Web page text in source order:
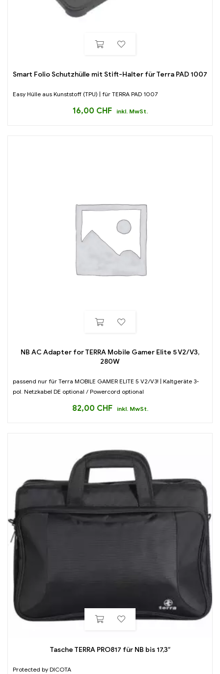
Smart Folio Schutzhülle mit Stift-Halter für Terra PAD 1007
Easy Hülle aus Kunststoff (TPU) | für TERRA PAD 1007
16,00 CHF inkl. MwSt.
NB AC Adapter for TERRA Mobile Gamer Elite 5 V2/V3,
280W
passend nur für Terra MOBILE GAMER ELITE 5 V2/V3! | Kaltgeräte 3-
pol. Netzkabel DE optional / Powercord optional
82,00 CHF inkl. MwSt.
Tasche TERRA PRO817 für NB bis 17,3″
Protected by DICOTA